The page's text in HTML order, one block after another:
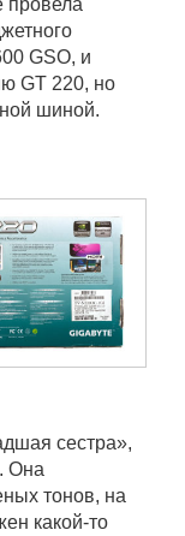
GSO, и
GT 220, но
шиной.
сестра»,
Она
тонов, на
какой-то